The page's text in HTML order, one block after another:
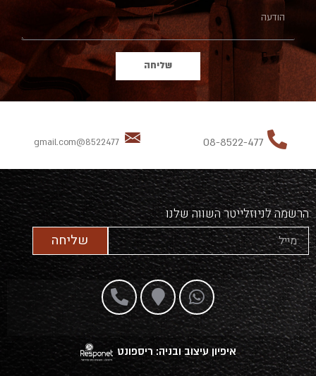
שליחה
08-8522-477
8522477@gmail.com
הרשמה לניוזלייטר השווה שלנו
שליחה
איפיון עיצוב ובניה: ריספונט